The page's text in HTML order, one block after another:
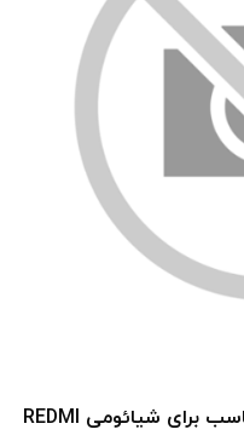
قاب TPU محافظ لنز دار شمعی مناسب برای شیائومی REDMI